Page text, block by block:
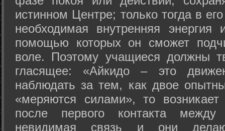
истинном Центре; только тогда в
необходимая внутренняя
помощью которых он сможет
воле. Поэтому учащиеся должны
гласящее: «Айкидо – это
наблюдать за тем, как двое
«меряются силами», то возникает
после первого контакта
невидимая связь и они